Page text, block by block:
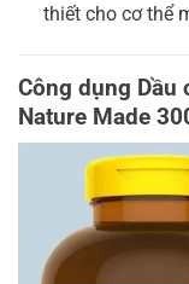
thiết cho cơ thể
Công dụng Dầu
Nature Made